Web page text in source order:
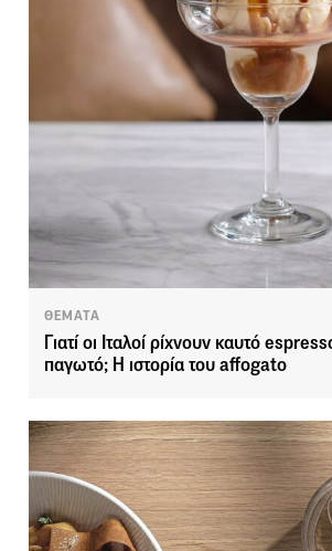
ΘΕΜΑΤΑ
Γιατί οι Ιταλοί ρίχνουν καυτό
παγωτό; Η ιστορία του affogato